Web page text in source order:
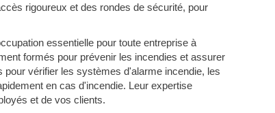
rigoureux et des rondes de sécurité, pour
essentielle pour toute entreprise à
formés pour prévenir les incendies et assurer
vérifier les systèmes d'alarme incendie, les
en cas d'incendie. Leur expertise
et de vos clients.